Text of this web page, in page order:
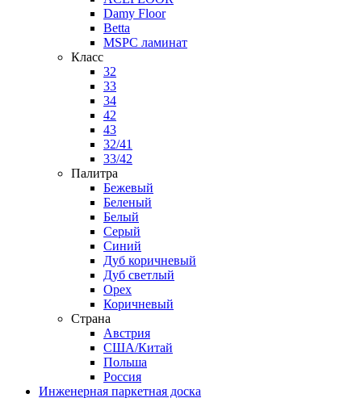
Damy Floor
Betta
MSPC ламинат
Класс
32
33
34
42
43
32/41
33/42
Палитра
Бежевый
Беленый
Белый
Серый
Синий
Дуб коричневый
Дуб светлый
Орех
Коричневый
Страна
Австрия
США/Китай
Польша
Россия
Инженерная паркетная доска